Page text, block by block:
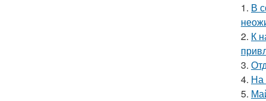
1. В
2. К
3.
4. На
5.